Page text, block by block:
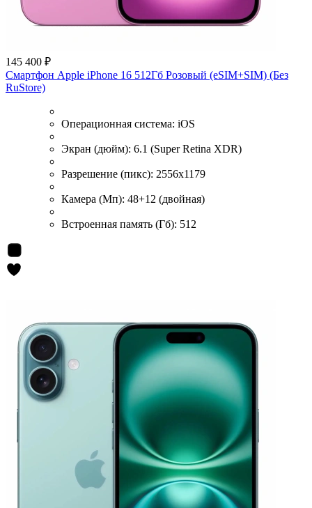
145 400 ₽
Смартфон Apple iPhone 16 512Гб Розовый (eSIM+SIM) (Без
RuStore)
Операционная система: iOS
Экран (дюйм): 6.1 (Super Retina XDR)
Разрешение (пикс): 2556x1179
Камера (Мп): 48+12 (двойная)
Встроенная память (Гб): 512